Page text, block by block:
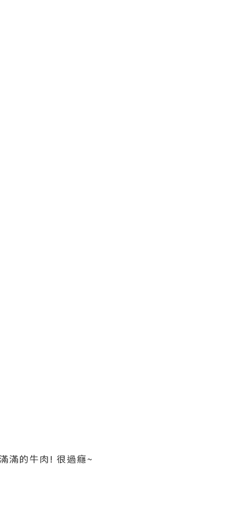
滿的牛肉! 很過癮~